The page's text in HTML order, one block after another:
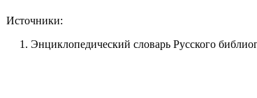
Источники:
Энциклопедический словарь Русского